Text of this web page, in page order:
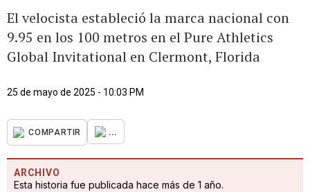
El velocista estableció la marca nacional con
9.95 en los 100 metros en el Pure Athletics
Global Invitational en Clermont, Florida
25 de mayo de 2025 - 10:03 PM
COMPARTIR ...
ARCHIVO
Esta historia fue publicada hace más de 1 año.